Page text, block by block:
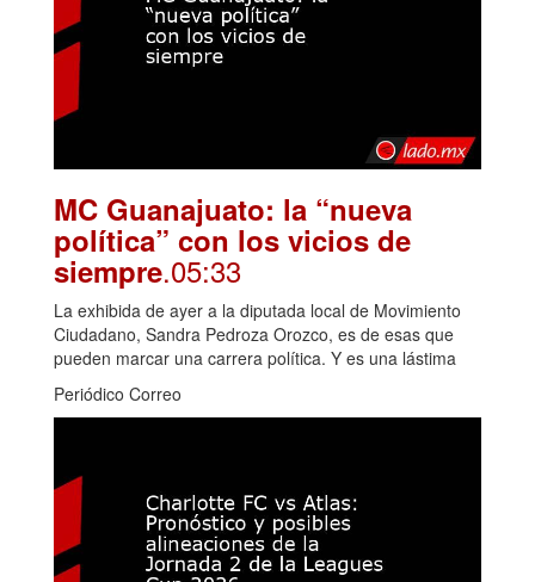
MC Guanajuato: la “nueva
política” con los vicios de
siempre.05:33
La exhibida de ayer a la diputada local de Movimiento
Ciudadano, Sandra Pedroza Orozco, es de esas que
pueden marcar una carrera política. Y es una lástima
Periódico Correo